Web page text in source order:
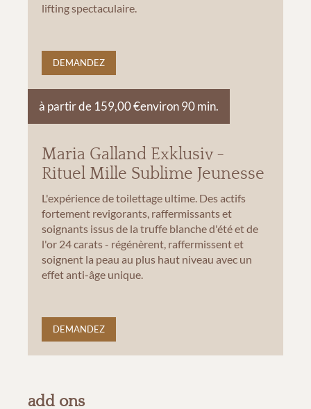
lifting spectaculaire.
DEMANDEZ
Maria Galland Exklusiv -
Rituel Mille Sublime Jeunesse
à partir de 159,00 €environ 90 min.
L'expérience de toilettage ultime. Des actifs
fortement revigorants, raffermissants et
soignants issus de la truffe blanche d'été et de
l'or 24 carats - régénèrent, raffermissent et
soignent la peau au plus haut niveau avec un
effet anti-âge unique.
DEMANDEZ
add ons